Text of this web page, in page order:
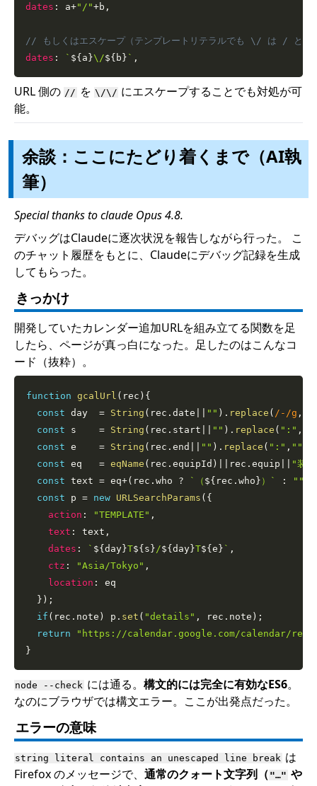
dates : a+"/"+b ,
// もしくはエスケープ（テンプレートリテラルでも \/ は / と同
dates : ` ${a}\/${ b} ` ,
URL 側の // を \/\/ にエスケープすることでも対処が可
能。
余談：ここにたどり着くまで（AI執
筆）
Special thanks to claude Opus 4.8.
デバッグはClaudeに逐次状況を報告しながら行った。 こ
のチャット履歴をもとに、Claudeにデバッグ記録を生成
してもらった。
きっかけ
開発していたカレンダー追加URLを組み立てる関数を足
したら、ページが真っ白になった。足したのはこんなコ
ード（抜粋）。
function gcalUrl ( rec ) {
const day = String ( rec . date "" ) . replace ( / - /g ,
const s = String ( rec . start "" ) . replace ( ":" ,
const e = String ( rec . end "" ) . replace ( ":" , ""
const eq = eqName ( rec . equipId ) rec . equip
"装
const text = eq+( rec . who ? ` （ ${ rec . who} ） ` : ""
const p = new URLSearchParams ( {
action : "TEMPLATE" ,
text : text ,
dates : ` ${day}T${s} /${day}T${e} ` ,
ctz : "Asia/Tokyo" ,
location :
eq
} ) ;
if ( rec . note ) p . set ( "details" , rec . note ) ;
return
"https://calendar.google.com/calendar/
}
node --check には通る。 構文的には完全に有効なES6。
なのにブラウザでは構文エラー。ここが出発点だった。
エラーの意味
string literal contains an unescaped line break は
Firefox のメッセージで、 通常のクォート文字列（ "…" や